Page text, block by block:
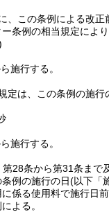
、この条例による改
条例の相当規定によ
施行する。
定は、この条例の施
施行する。
28条から第31条まで
例の施行の日(以下「
係る使用料で施行日
よる。